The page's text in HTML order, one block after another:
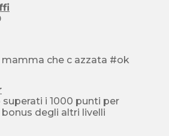
mamma che c azzata #ok
superati i 1000 punti per
degli altri livelli